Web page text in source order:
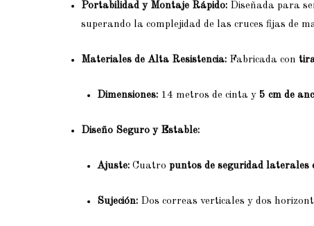
Portabilidad y Montaje Rápido: Diseñada para
superando la complejidad de las cruces fijas de
Materiales de Alta Resistencia: Fabricada con
Dimensiones:14 metros de cinta y 5 cm de
Diseño Seguro y Estable:
Ajuste:Cuatro puntos de seguridad laterales
Sujeción:Dos correas verticales y dos